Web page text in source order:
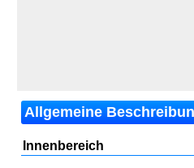
Allgemeine
Innenbereich